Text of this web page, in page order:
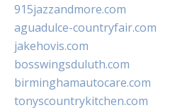
915jazzandmore.com
aguadulce-countryfair.com
jakehovis.com
bosswingsduluth.com
birminghamautocare.com
tonyscountrykitchen.com